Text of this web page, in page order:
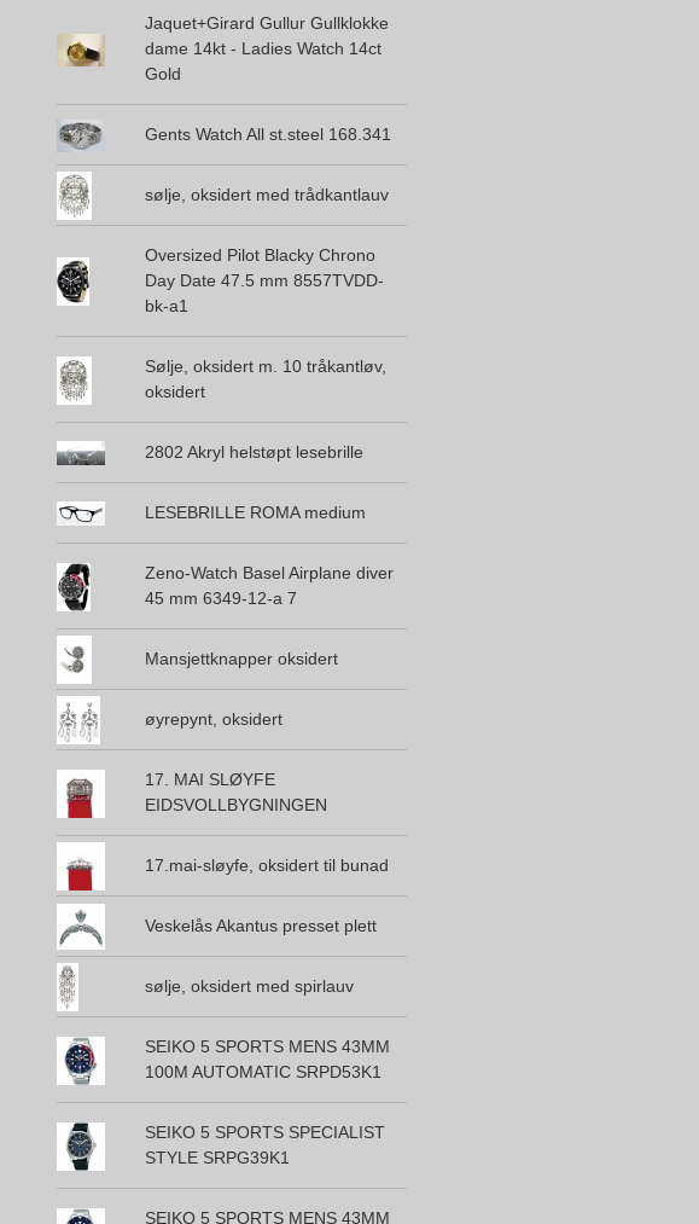
Jaquet+Girard Gullur Gullklokke
dame 14kt - Ladies Watch 14ct
Gold
Gents Watch All st.steel 168.341
sølje, oksidert med trådkantlauv
Oversized Pilot Blacky Chrono
Day Date 47.5 mm 8557TVDD-
bk-a1
Sølje, oksidert m. 10 tråkantløv,
oksidert
2802 Akryl helstøpt lesebrille
LESEBRILLE ROMA medium
Zeno-Watch Basel Airplane diver
45 mm 6349-12-a 7
Mansjettknapper oksidert
øyrepynt, oksidert
17. MAI SLØYFE
EIDSVOLLBYGNINGEN
17.mai-sløyfe, oksidert til bunad
Veskelås Akantus presset plett
sølje, oksidert med spirlauv
SEIKO 5 SPORTS MENS 43MM
100M AUTOMATIC SRPD53K1
SEIKO 5 SPORTS SPECIALIST
STYLE SRPG39K1
SEIKO 5 SPORTS MENS 43MM